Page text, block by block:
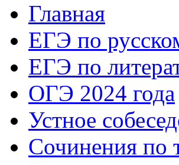
Главная
ЕГЭ по
ЕГЭ по
ОГЭ 2024 года
Устное
Сочинения по